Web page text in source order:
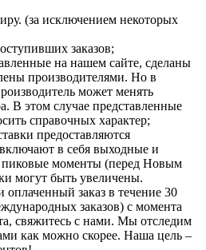
(за исключением некоторых
заказов;
на нашем сайте, сделаны
производителями. Но в
может менять
В этом случае представленные
справочных характер;
предоставляются
в себя выходные и
моменты (перед Новым
могут быть увеличены.
заказ в течение 30
заказов) с момента
свяжитесь с нами. Мы отследим
как можно скорее. Наша цель –